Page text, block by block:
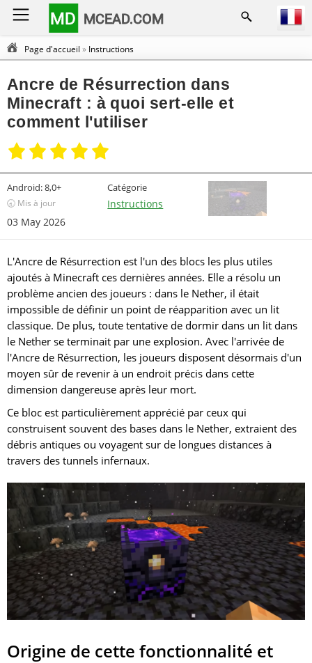
MD MCEAD.COM
Page d'accueil » Instructions
Ancre de Résurrection dans
Minecraft : à quoi sert-elle et
comment l'utiliser
Android:8,0+
🕣 Mis à jour
03 May 2026
Catégorie
Instructions
L'Ancre de Résurrection est l'un des blocs les plus utiles
ajoutés à Minecraft ces dernières années. Elle a résolu un
problème ancien des joueurs : dans le Nether, il était
impossible de définir un point de réapparition avec un lit
classique. De plus, toute tentative de dormir dans un lit dans
le Nether se terminait par une explosion. Avec l'arrivée de
l'Ancre de Résurrection, les joueurs disposent désormais d'un
moyen sûr de revenir à un endroit précis dans cette
dimension dangereuse après leur mort.
Ce bloc est particulièrement apprécié par ceux qui
construisent souvent des bases dans le Nether, extraient des
débris antiques ou voyagent sur de longues distances à
travers des tunnels infernaux.
Origine de cette fonctionnalité et